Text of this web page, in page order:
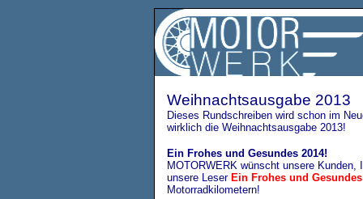
Weihnachtsausgabe 2013
Dieses Rundschreiben wird schon im
wirklich die Weihnachtsausgabe 2013!
Ein Frohes und Gesundes 2014!
MOTORWERK wünscht unsere Kunden,
unsere Leser Ein Frohes und Gesundes
Motorradkilometern!